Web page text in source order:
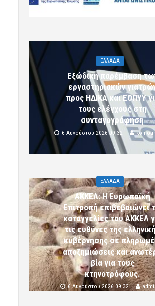
ΕΛΛΑΔΑ
Εξώδικη παρέμβαση
εργαστηριακών
προς ΗΔΙΚΑ και ΕΟΠΥΥ
τους ελέγχους στη
συνταγογράφηση
6 Αυγούστου 2026 09:32
ΕΛΛΑΔΑ
ΑΚΚΕΛ: Η Ευρωπαϊκή
Επιτροπή επιβεβαιώνει
καταγγελίες του ΑΚΚΕΛ
τις ευθύνες της
κυβέρνησης σε
αποζημιώσεις και
βία για τους
κτηνοτρόφους.
6 Αυγούστου 2026 09:32